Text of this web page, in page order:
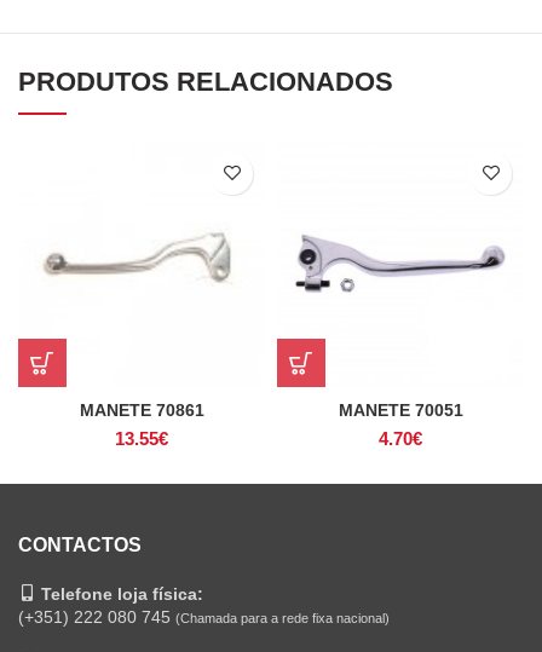
PRODUTOS RELACIONADOS
MANETE 70861
13.55€
MANETE 70051
4.70€
CONTACTOS
Telefone loja física:
(+351) 222 080 745 (Chamada para a rede fixa nacional)